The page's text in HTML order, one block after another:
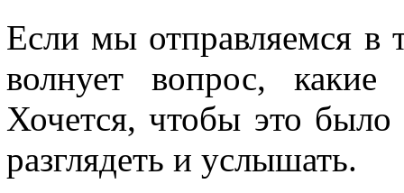
Если мы отправляемся в
волнует вопрос, какие
Хочется, чтобы это
разглядеть и услышать.